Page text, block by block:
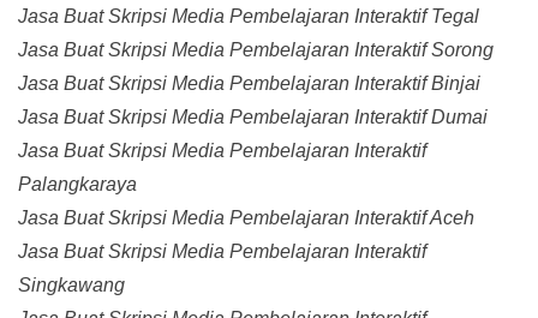
Jasa Buat Skripsi Media Pembelajaran Interaktif Tegal
Jasa Buat Skripsi Media Pembelajaran Interaktif Sorong
Jasa Buat Skripsi Media Pembelajaran Interaktif Binjai
Jasa Buat Skripsi Media Pembelajaran Interaktif Dumai
Jasa Buat Skripsi Media Pembelajaran Interaktif
Palangkaraya
Jasa Buat Skripsi Media Pembelajaran Interaktif Aceh
Jasa Buat Skripsi Media Pembelajaran Interaktif
Singkawang